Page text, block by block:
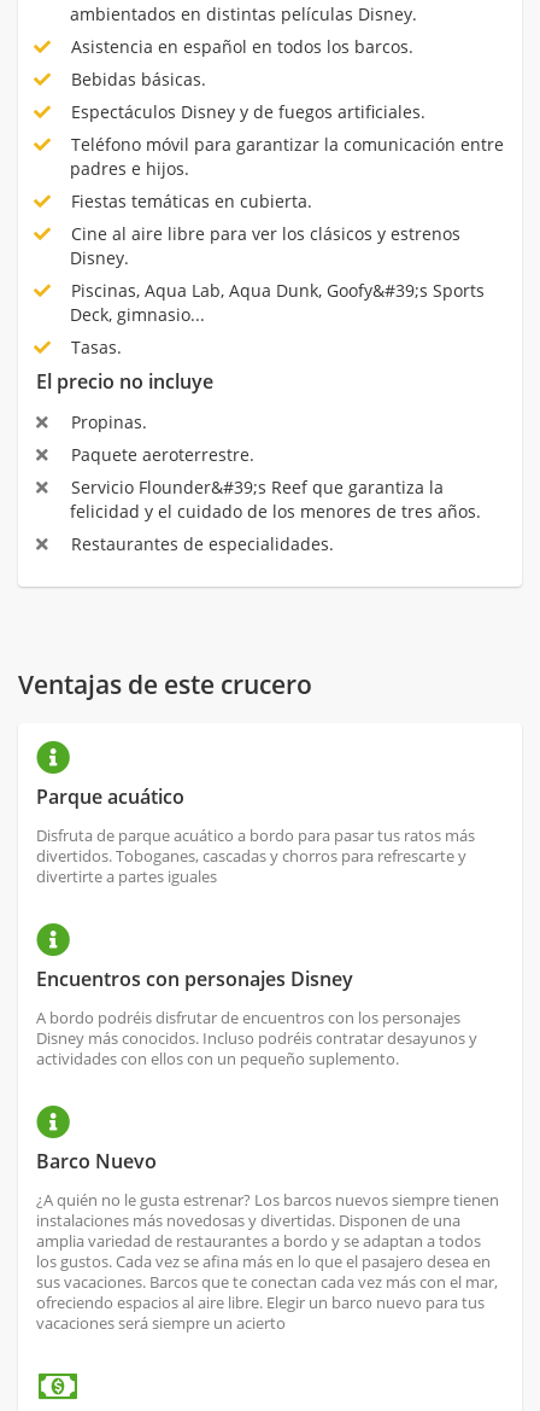
ambientados en distintas películas Disney.
Asistencia en español en todos los barcos.
Bebidas básicas.
Espectáculos Disney y de fuegos artificiales.
Teléfono móvil para garantizar la comunicación entre
padres e hijos.
Fiestas temáticas en cubierta.
Cine al aire libre para ver los clásicos y estrenos
Disney.
Piscinas, Aqua Lab, Aqua Dunk, Goofy&#39;s Sports
Deck, gimnasio...
Tasas.
El precio no incluye
Propinas.
Paquete aeroterrestre.
Servicio Flounder&#39;s Reef que garantiza la
felicidad y el cuidado de los menores de tres años.
Restaurantes de especialidades.
Ventajas de este crucero
Parque acuático
Disfruta de parque acuático a bordo para pasar tus ratos más
divertidos. Toboganes, cascadas y chorros para refrescarte y
divertirte a partes iguales
Encuentros con personajes Disney
A bordo podréis disfrutar de encuentros con los personajes
Disney más conocidos. Incluso podréis contratar desayunos y
actividades con ellos con un pequeño suplemento.
Barco Nuevo
¿A quién no le gusta estrenar? Los barcos nuevos siempre tienen
instalaciones más novedosas y divertidas. Disponen de una
amplia variedad de restaurantes a bordo y se adaptan a todos
los gustos. Cada vez se afina más en lo que el pasajero desea en
sus vacaciones. Barcos que te conectan cada vez más con el mar,
ofreciendo espacios al aire libre. Elegir un barco nuevo para tus
vacaciones será siempre un acierto